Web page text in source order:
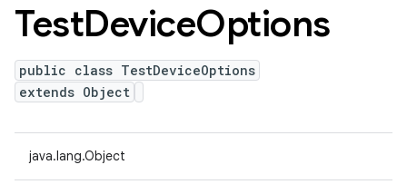
TestDeviceOptions
public class TestDeviceOptions
extends Object
java.lang.Object